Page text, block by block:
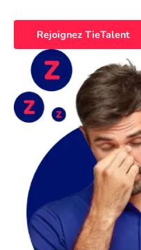
Rejoignez TieTalent